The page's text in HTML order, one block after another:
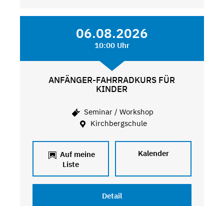
06.08.2026
10:00 Uhr
ANFÄNGER-FAHRRADKURS FÜR
KINDER
Seminar / Workshop
Kirchbergschule
Auf meine
Liste
Kalender
Detail